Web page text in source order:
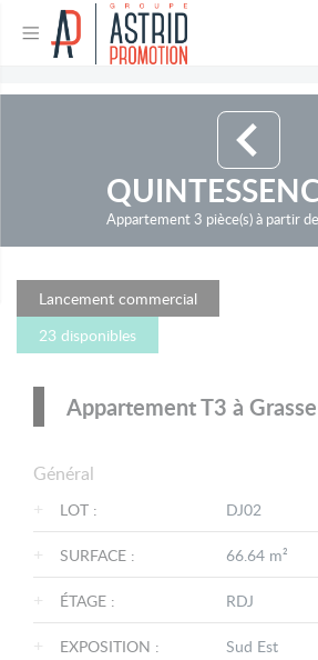
Appartement 3 pièce(s) à partir
Lancement commercial
23 disponibles
Appartement T3 à Grasse
Général
+
LOT : DJ02
+ SURFACE : 66.64 m²
+ ÉTAGE : RDJ
+ EXPOSITION : Sud Est